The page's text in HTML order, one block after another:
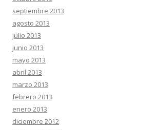
septiembre 2013
agosto 2013
julio 2013
junio 2013
mayo 2013
abril 2013
marzo 2013
febrero 2013
enero 2013
diciembre 2012